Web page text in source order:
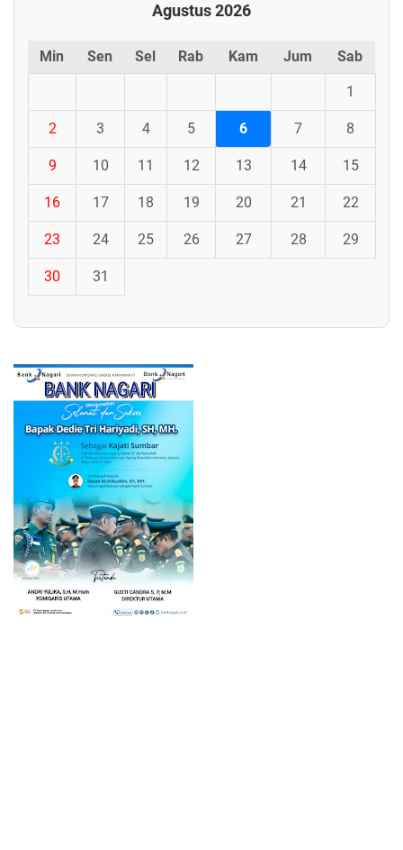
Agustus 2026
Min Sen Sel Rab Kam Jum Sab
1
2 3 4 5 6 7 8
9 10 11 12 13 14 15
16 17 18 19 20 21 22
23 24 25 26 27 28 29
30 31